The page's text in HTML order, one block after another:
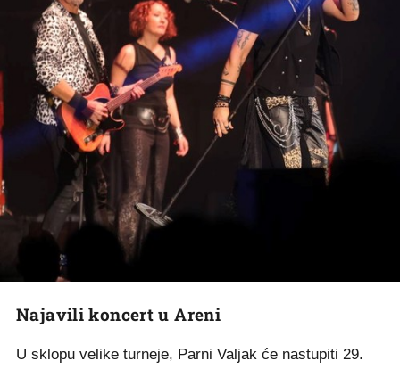
Najavili koncert u Areni
U sklopu velike turneje, Parni Valjak će nastupiti 29.